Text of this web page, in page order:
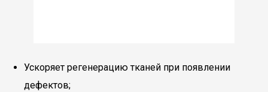
Ускоряет регенерацию тканей при появлении
дефектов;